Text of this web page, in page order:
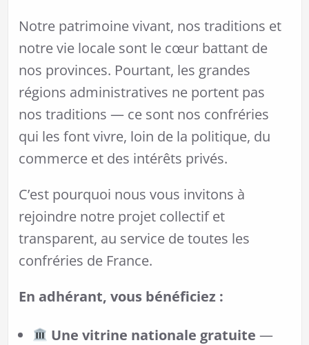
Notre patrimoine vivant, nos traditions et
notre vie locale sont le cœur battant de
nos provinces. Pourtant, les grandes
régions administratives ne portent pas
nos traditions — ce sont nos confréries
qui les font vivre, loin de la politique, du
commerce et des intérêts privés.
C’est pourquoi nous vous invitons à
rejoindre notre projet collectif et
transparent, au service de toutes les
confréries de France.
En adhérant, vous bénéficiez :
Une vitrine nationale gratuite —